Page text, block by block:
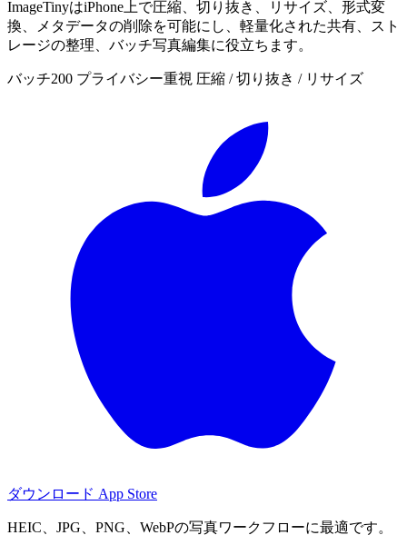
ImageTinyはiPhone上で圧縮、切り抜き、リサイズ、形式変
換、メタデータの削除を可能にし、軽量化された共有、スト
レージの整理、バッチ写真編集に役立ちます。
バッチ200 プライバシー重視 圧縮 / 切り抜き / リサイズ
ダウンロード App Store
HEIC、JPG、PNG、WebPの写真ワークフローに最適です。